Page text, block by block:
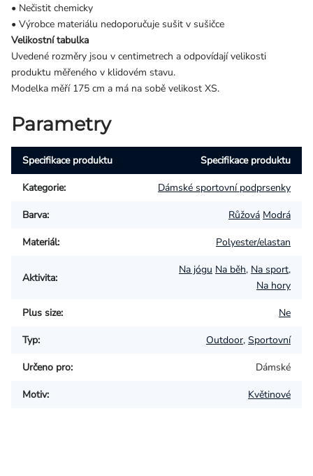
• Nečistit chemicky
• Výrobce materiálu nedoporučuje sušit v sušičce
Velikostní tabulka
Uvedené rozměry jsou v centimetrech a odpovídají velikosti
produktu měřeného v klidovém stavu.
Modelka měří 175 cm a má na sobě velikost XS.
Parametry
Specifikace produktu Specifikace produktu
Kategorie: Dámské sportovní podprsenky
Barva: Růžová Modrá
Materiál: Polyester/elastan
Aktivita:
Na jógu Na běh, Na sport,
Na hory
Plus size: Ne
Typ: Outdoor, Sportovní
Určeno pro: Dámské
Motiv: Květinové